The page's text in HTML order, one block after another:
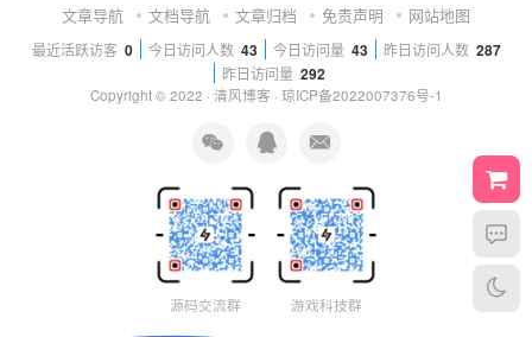
文章导航 文档导航 文章归档 免责声明 网站地图
最近活跃访客 0 今日访问人数 43 今日访问量 43 昨日访问人数 287
昨日访问量 292
Copyright © 2022 · 清风博客 · 琼ICP备2022007376号-1
源码交流群 游戏科技群